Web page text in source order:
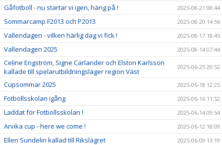
Gåfotboll - nu startar vi igen, häng på ! 2025-08-21 08:44
Sommarcamp F2013 och P2013 2025-08-20 14:56
Vallendagen - vilken härlig dag vi fick ! 2025-08-17 18:45
Vallendagen 2025 2025-08-14 07:44
Celine Engström, Signe Carlander och Elston Karlsson
kallade till spelarutbildningsläger region Väst
2025-06-25 20:52
Cupsommar 2025 2025-06-18 12:25
Fotbollsskolan igång 2025-06-16 11:52
Laddat för Fotbollsskolan ! 2025-06-14 09:54
Arvika cup - here we come ! 2025-06-12 18:09
Ellen Sundelin kallad till Rikslägret 2025-06-09 13:19